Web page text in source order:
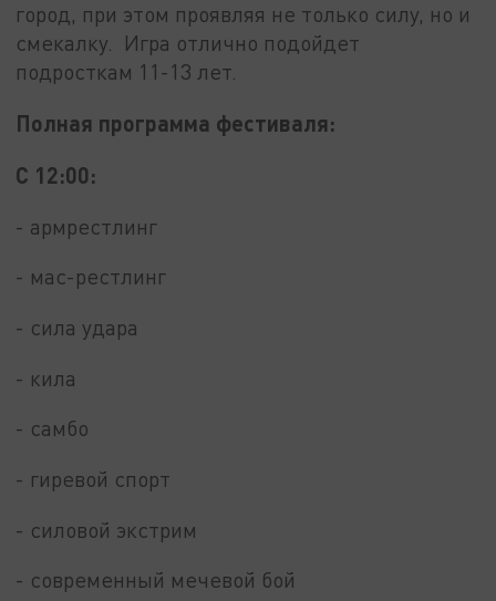
город, при этом проявляя не только силу, но и
смекалку. Игра отлично подойдет
подросткам 11-13 лет.
Полная программа фестиваля:
С 12:00:
- армрестлинг
- мас-рестлинг
- сила удара
- кила
- самбо
- гиревой спорт
- силовой экстрим
- современный мечевой бой